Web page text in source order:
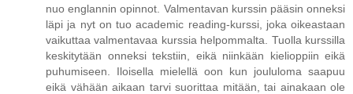
nuo englannin opinnot. Valmentavan kurssin pääsin onneksi
läpi ja nyt on tuo academic reading-kurssi, joka oikeastaan
vaikuttaa valmentavaa kurssia helpommalta. Tuolla kurssilla
keskitytään onneksi tekstiin, eikä niinkään kielioppiin eikä
puhumiseen. Iloisella mielellä oon kun joululoma saapuu
eikä vähään aikaan tarvi suorittaa mitään, tai ainakaan ole